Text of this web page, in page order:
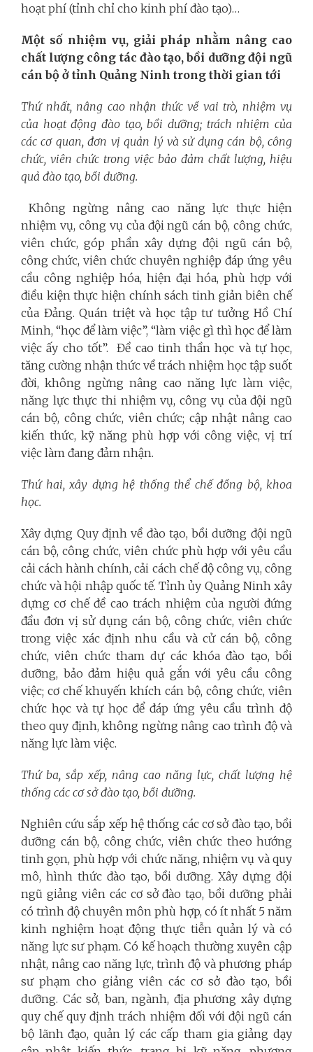
hoạt phí (tỉnh chỉ cho kinh phí đào tạo)…
Một số nhiệm vụ, giải pháp nhằm nâng cao
chất lượng công tác đào tạo, bồi dưỡng đội ngũ
cán bộ ở tỉnh Quảng Ninh trong thời gian tới
Thứ nhất, nâng cao nhận thức về vai trò, nhiệm vụ
của hoạt động đào tạo, bồi dưỡng; trách nhiệm của
các cơ quan, đơn vị quản lý và sử dụng cán bộ, công
chức, viên chức trong việc bảo đảm chất lượng, hiệu
quả đào tạo, bồi dưỡng.
Không ngừng nâng cao năng lực thực hiện
nhiệm vụ, công vụ của đội ngũ cán bộ, công chức,
viên chức, góp phần xây dựng đội ngũ cán bộ,
công chức, viên chức chuyên nghiệp đáp ứng yêu
cầu công nghiệp hóa, hiện đại hóa, phù hợp với
điều kiện thực hiện chính sách tinh giản biên chế
của Đảng. Quán triệt và học tập tư tưởng Hồ Chí
Minh, “học để làm việc”, “làm việc gì thì học để làm
việc ấy cho tốt”. Đề cao tinh thần học và tự học,
tăng cường nhận thức về trách nhiệm học tập suốt
đời, không ngừng nâng cao năng lực làm việc,
năng lực thực thi nhiệm vụ, công vụ của đội ngũ
cán bộ, công chức, viên chức; cập nhật nâng cao
kiến thức, kỹ năng phù hợp với công việc, vị trí
việc làm đang đảm nhận.
Thứ hai, xây dựng hệ thống thể chế đồng bộ, khoa
học.
Xây dựng Quy định về đào tạo, bồi dưỡng đội ngũ
cán bộ, công chức, viên chức phù hợp với yêu cầu
cải cách hành chính, cải cách chế độ công vụ, công
chức và hội nhập quốc tế. Tỉnh ủy Quảng Ninh xây
dựng cơ chế đề cao trách nhiệm của người đứng
đầu đơn vị sử dụng cán bộ, công chức, viên chức
trong việc xác định nhu cầu và cử cán bộ, công
chức, viên chức tham dự các khóa đào tạo, bồi
dưỡng, bảo đảm hiệu quả gắn với yêu cầu công
việc; cơ chế khuyến khích cán bộ, công chức, viên
chức học và tự học để đáp ứng yêu cầu trình độ
theo quy định, không ngừng nâng cao trình độ và
năng lực làm việc.
Thứ ba, sắp xếp, nâng cao năng lực, chất lượng hệ
thống các cơ sở đào tạo, bồi dưỡng.
Nghiên cứu sắp xếp hệ thống các cơ sở đào tạo, bồi
dưỡng cán bộ, công chức, viên chức theo hướng
tinh gọn, phù hợp với chức năng, nhiệm vụ và quy
mô, hình thức đào tạo, bồi dưỡng. Xây dựng đội
ngũ giảng viên các cơ sở đào tạo, bồi dưỡng phải
có trình độ chuyên môn phù hợp, có ít nhất 5 năm
kinh nghiệm hoạt động thực tiễn quản lý và có
năng lực sư phạm. Có kế hoạch thường xuyên cập
nhật, nâng cao năng lực, trình độ và phương pháp
sư phạm cho giảng viên các cơ sở đào tạo, bồi
dưỡng. Các sở, ban, ngành, địa phương xây dựng
quy chế quy định trách nhiệm đối với đội ngũ cán
bộ lãnh đạo, quản lý các cấp tham gia giảng dạy